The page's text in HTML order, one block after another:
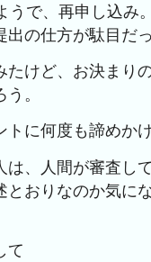
で、再申し込み
の仕方が駄目だっ
けど、お決まり
。
に何度も諦めかけ
、人間が審査し
おりなのか気に
て